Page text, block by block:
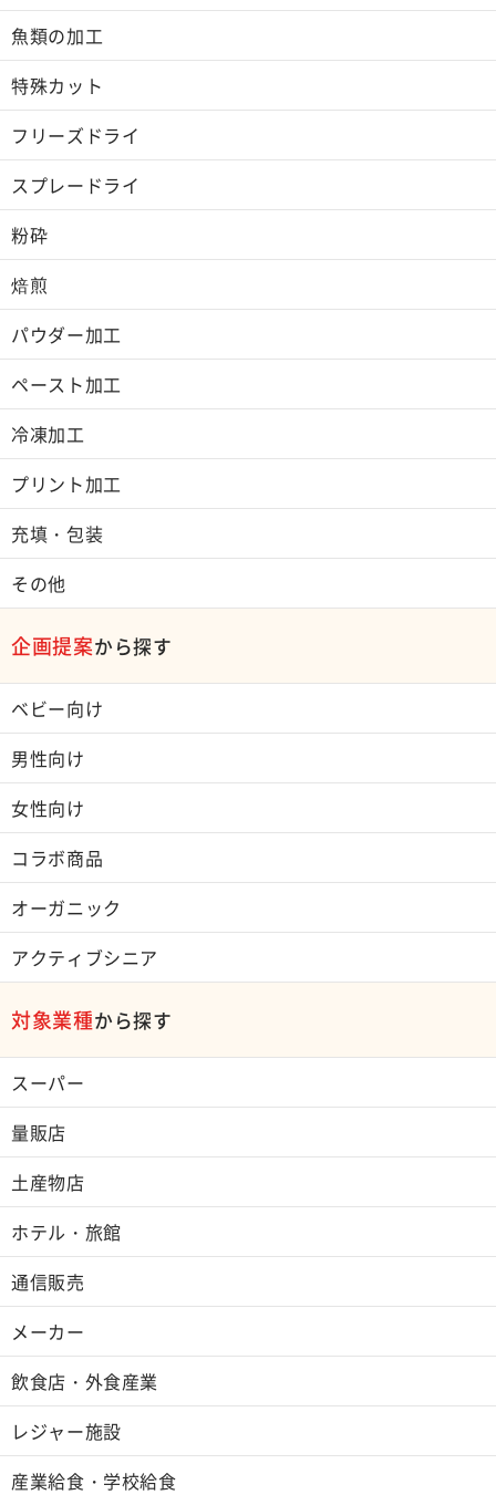
魚類の加工
特殊カット
フリーズドライ
スプレードライ
粉砕
焙煎
パウダー加工
ペースト加工
冷凍加工
プリント加工
充填・包装
その他
企画提案から探す
ベビー向け
男性向け
女性向け
コラボ商品
オーガニック
アクティブシニア
対象業種から探す
スーパー
量販店
土産物店
ホテル・旅館
通信販売
メーカー
飲食店・外食産業
レジャー施設
産業給食・学校給食